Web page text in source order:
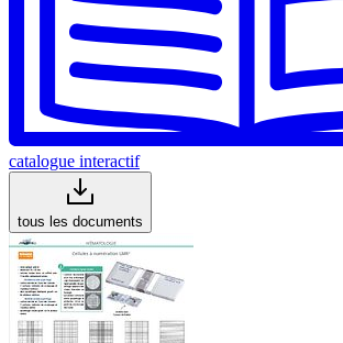
catalogue interactif
tous les documents